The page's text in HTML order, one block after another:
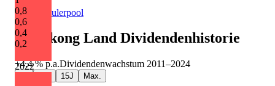
2022
0,8
0,6
0,4
0,2
Quelle: Eulerpool
Hongkong Land Dividendenhistorie
+4,4 % p.a.Dividendenwachstum 2011–2024
15J Max.